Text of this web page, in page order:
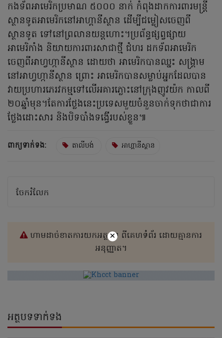
កងទ័ពអាមេរិកប្រមាណ ៥០០០ នាក់ កំពុងដាកការពារមន្ត្រី
ស្ថានទូតអាមេរិកនៅអាហ្គានីស្ថាន ដើម្បីជម្លៀសចេញពី
ស្ថានទូត ទៅនៅព្រលានយន្តហោះ។ប្រព័ន្ធផ្សព្វផ្សាយ
អាមេរិកាំង និយាយការពារសាជាថ្មី ជំហរ ដកទ័ពអាមេរិក
ចេញពីអាហ្វហ្កានីស្ថាន ដោយថា អាមេរិកបានឈ្នះ សង្រ្គាម
នៅអាហ្វហ្កានីស្ថាន ព្រោះ អាមេរិកបានសម្លាប់អ្នកដែលបាន
វាយប្រហារភេរវកម្មទៅលើអគារភ្លោះនៅក្រុងញូវយ៉ក កាលពី
២០ឆ្នាំមុន។តែការថ្លែងនេះប្រទេសមួយចំនួនចាក់ទុកថាជាការ
ថ្លែងដោះសារ និងបិទបាំងទង្វើរបស់ខ្លួន៕
ពាក្យទាក់ទង: តាលីបង់ អាហ្គានីស្ថាន​
ចែករំលែក
ហាមដាច់ខាតការយកអត្ថបទ ពីគេហទំព័រ ដោយគ្មានការ
អនុញ្ញាត។
អត្ថបទទាក់ទង
×